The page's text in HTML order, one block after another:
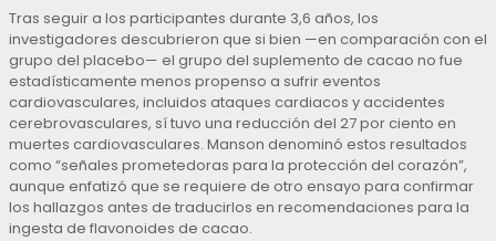
Tras seguir a los participantes durante 3,6 años, los
investigadores descubrieron que si bien —en comparación con el
grupo del placebo— el grupo del suplemento de cacao no fue
estadísticamente menos propenso a sufrir eventos
cardiovasculares, incluidos ataques cardiacos y accidentes
cerebrovasculares, sí tuvo una reducción del 27 por ciento en
muertes cardiovasculares. Manson denominó estos resultados
como “señales prometedoras para la protección del corazón”,
aunque enfatizó que se requiere de otro ensayo para confirmar
los hallazgos antes de traducirlos en recomendaciones para la
ingesta de flavonoides de cacao.